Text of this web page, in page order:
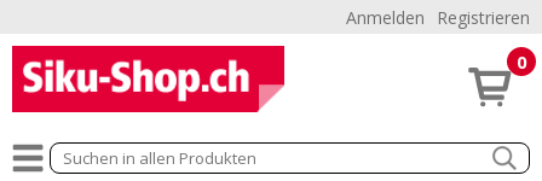
Anmelden Registrieren
0